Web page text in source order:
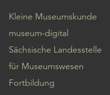
Kleine Museumskunde
museum-digital
Sächsische Landesstelle
für Museumswesen
Fortbildung